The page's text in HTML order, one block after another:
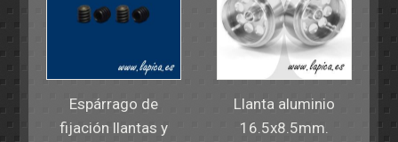
Espárrago de
fijación llantas y
Llanta aluminio
16.5x8.5mm.